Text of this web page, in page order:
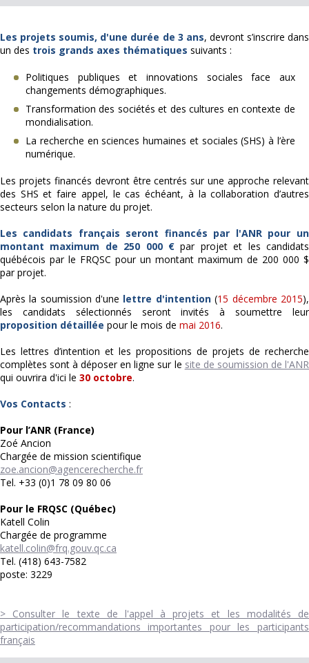
Les projets soumis, d'une durée de 3 ans, devront s’inscrire dans
un des trois grands axes thématiques suivants :
Politiques publiques et innovations sociales face aux
changements démographiques.
Transformation des sociétés et des cultures en contexte de
mondialisation.
La recherche en sciences humaines et sociales (SHS) à l’ère
numérique.
Les projets financés devront être centrés sur une approche relevant
des SHS et faire appel, le cas échéant, à la collaboration d’autres
secteurs selon la nature du projet.
Les candidats français seront financés par l'ANR pour un
montant maximum de 250 000 € par projet et les candidats
québécois par le FRQSC pour un montant maximum de 200 000 $
par projet.
Après la soumission d'une lettre d'intention(15 décembre 2015),
les candidats sélectionnés seront invités à soumettre leur
proposition détaillée pour le mois de mai 2016.
Les lettres d’intention et les propositions de projets de recherche
complètes sont à déposer en ligne sur le site de soumission de l'ANR
qui ouvrira d'ici le 30 octobre.
Vos Contacts :
Pour l’ANR (France)
Zoé Ancion
Chargée de mission scientifique
zoe.ancion@agencerecherche.fr
Tel. +33 (0)1 78 09 80 06
Pour le FRQSC (Québec)
Katell Colin
Chargée de programme
katell.colin@frq.gouv.qc.ca
Tel. (418) 643-7582
poste: 3229
> Consulter le texte de l'appel à projets et les modalités de
participation/recommandations importantes pour les participants
français